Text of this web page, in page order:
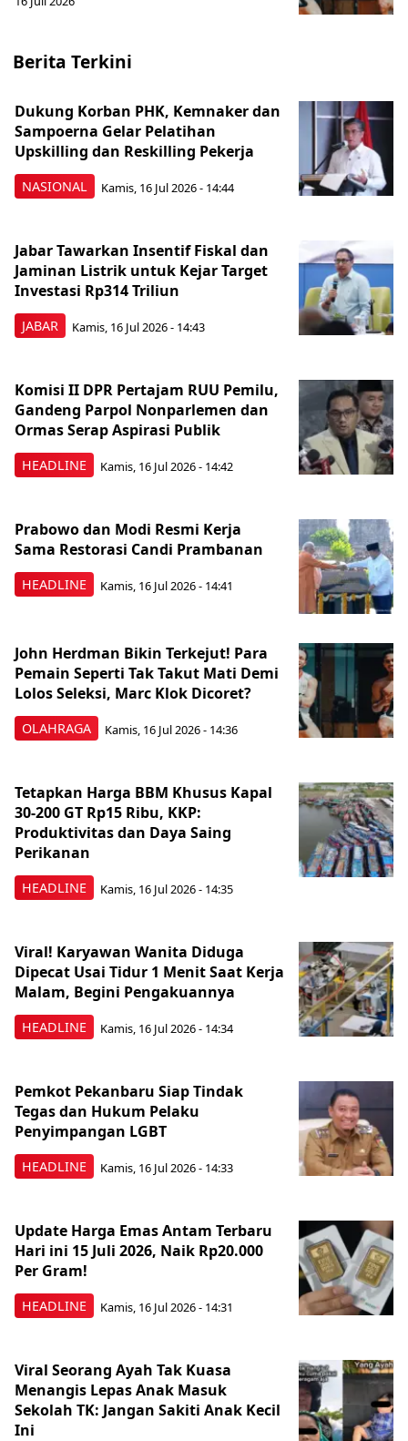
Berita Terkini
NASIONAL
Dukung Korban PHK, Kemnaker dan
Sampoerna Gelar Pelatihan
Upskilling dan Reskilling Pekerja
Kamis, 16 Jul 2026 - 14:44
JABAR
Jabar Tawarkan Insentif Fiskal dan
Jaminan Listrik untuk Kejar Target
Investasi Rp314 Triliun
Kamis, 16 Jul 2026 - 14:43
HEADLINE
Komisi II DPR Pertajam RUU Pemilu,
Gandeng Parpol Nonparlemen dan
Ormas Serap Aspirasi Publik
Kamis, 16 Jul 2026 - 14:42
HEADLINE
Prabowo dan Modi Resmi Kerja
Sama Restorasi Candi Prambanan
Kamis, 16 Jul 2026 - 14:41
OLAHRAGA
John Herdman Bikin Terkejut! Para
Pemain Seperti Tak Takut Mati Demi
Lolos Seleksi, Marc Klok Dicoret?
Kamis, 16 Jul 2026 - 14:36
HEADLINE
Tetapkan Harga BBM Khusus Kapal
30-200 GT Rp15 Ribu, KKP:
Produktivitas dan Daya Saing
Perikanan
Kamis, 16 Jul 2026 - 14:35
HEADLINE
Viral! Karyawan Wanita Diduga
Dipecat Usai Tidur 1 Menit Saat Kerja
Malam, Begini Pengakuannya
Kamis, 16 Jul 2026 - 14:34
HEADLINE
Pemkot Pekanbaru Siap Tindak
Tegas dan Hukum Pelaku
Penyimpangan LGBT
Kamis, 16 Jul 2026 - 14:33
HEADLINE
Update Harga Emas Antam Terbaru
Hari ini 15 Juli 2026, Naik Rp20.000
Per Gram!
Kamis, 16 Jul 2026 - 14:31
Viral Seorang Ayah Tak Kuasa
Menangis Lepas Anak Masuk
Sekolah TK: Jangan Sakiti Anak Kecil
Ini